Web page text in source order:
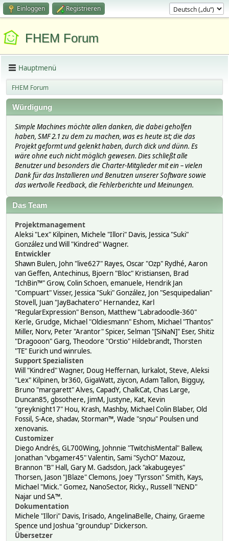
Einloggen Registrieren
FHEM Forum
Hauptmenü
FHEM Forum
Würdigung
Simple Machines möchte allen danken, die dabei geholfen
haben, SMF 2.1 zu dem zu machen, was es heute ist; die das
Projekt geformt und gelenkt haben, durch dick und dünn. Es
wäre ohne euch nicht möglich gewesen. Dies schließt alle
Benutzer und besonders die Charter-Mitglieder mit ein – vielen
Dank für das Installieren und Benutzen unserer Software sowie
das wertvolle Feedback, die Fehlerberichte und Meinungen.
Das Team
Projektmanagement
Aleksi "Lex" Kilpinen, Michele "Illori" Davis, Jessica "Suki"
González und Will "Kindred" Wagner.
Entwickler
Shawn Bulen, John "live627" Rayes, Oscar "Ozp" Rydhé, Aaron
van Geffen, Antechinus, Bjoern "Bloc" Kristiansen, Brad
"IchBin™" Grow, Colin Schoen, emanuele, Hendrik Jan
"Compuart" Visser, Jessica "Suki" González, Jon "Sesquipedalian"
Stovell, Juan "JayBachatero" Hernandez, Karl
"RegularExpression" Benson, Matthew "Labradoodle-360"
Kerle, Grudge, Michael "Oldiesmann" Eshom, Michael "Thantos"
Miller, Norv, Peter "Arantor" Spicer, Selman "[SiNaN]" Eser, Shitiz
"Dragooon" Garg, Theodore "Orstio" Hildebrandt, Thorsten
"TE" Eurich und winrules.
Support Spezialisten
Will "Kindred" Wagner, Doug Heffernan, lurkalot, Steve, Aleksi
"Lex" Kilpinen, br360, GigaWatt, ziycon, Adam Tallon, Bigguy,
Bruno "margarett" Alves, CapadY, ChalkCat, Chas Large,
Duncan85, gbsothere, JimM, Justyne, Kat, Kevin
"greyknight17" Hou, Krash, Mashby, Michael Colin Blaber, Old
Fossil, S-Ace, shadav, Storman™, Wade "sησω" Poulsen und
xenovanis.
Customizer
Diego Andrés, GL700Wing, Johnnie "TwitchisMental" Ballew,
Jonathan "vbgamer45" Valentin, Sami "SychO" Mazouz,
Brannon "B" Hall, Gary M. Gadsdon, Jack "akabugeyes"
Thorsen, Jason "JBlaze" Clemons, Joey "Tyrsson" Smith, Kays,
Michael "Mick." Gomez, NanoSector, Ricky., Russell "NEND"
Najar und SA™.
Dokumentation
Michele "Illori" Davis, Irisado, AngelinaBelle, Chainy, Graeme
Spence und Joshua "groundup" Dickerson.
Übersetzer